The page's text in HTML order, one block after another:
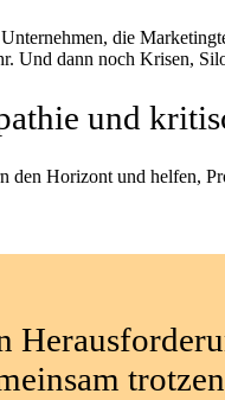
die
Und dann noch Krisen,
und
den Horizont und helfen,